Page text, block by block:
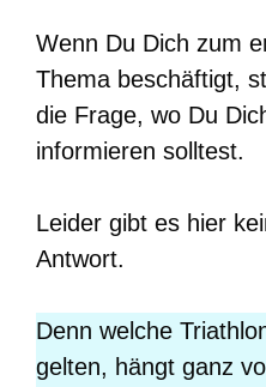
Wenn Du Dich zum
Thema beschäftigt,
die Frage, wo Du
informieren solltest.
Leider gibt es hier
Antwort.
Denn welche
gelten, hängt ganz